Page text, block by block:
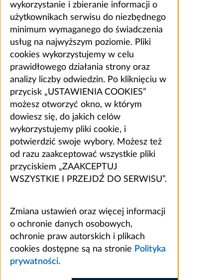
wykorzystanie i zbieranie informacji o
użytkownikach serwisu do niezbędnego
minimum wymaganego do świadczenia
usług na najwyższym poziomie. Pliki
cookies wykorzystujemy w celu
prawidłowego działania strony oraz
analizy liczby odwiedzin. Po kliknięciu w
przycisk „USTAWIENIA COOKIES”
możesz otworzyć okno, w którym
dowiesz się, do jakich celów
wykorzystujemy pliki cookie, i
potwierdzić swoje wybory. Możesz też
od razu zaakceptować wszystkie pliki
przyciskiem „ZAAKCEPTUJ
WSZYSTKIE I PRZEJDŹ DO SERWISU”.
Zmiana ustawień oraz więcej informacji
o ochronie danych osobowych,
ochronie praw autorskich i plikach
cookies dostępne są na stronie Polityka
prywatności.